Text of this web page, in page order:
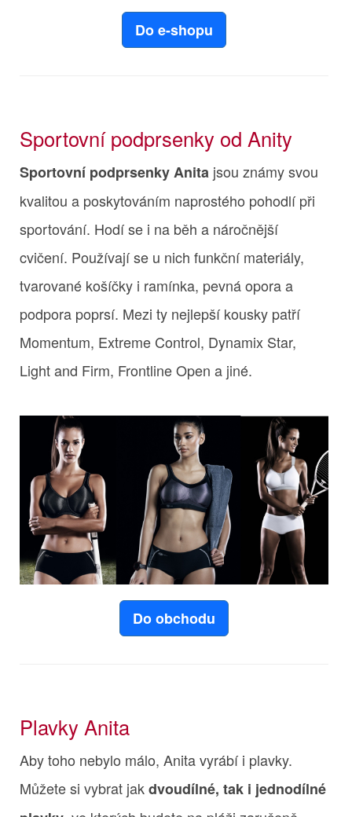
Do e-shopu
Sportovní podprsenky od Anity
Sportovní podprsenky Anita jsou známy svou
kvalitou a poskytováním naprostého pohodlí při
sportování. Hodí se i na běh a náročnější
cvičení. Používají se u nich funkční materiály,
tvarované košíčky i ramínka, pevná opora a
podpora poprsí. Mezi ty nejlepší kousky patří
Momentum, Extreme Control, Dynamix Star,
Light and Firm, Frontline Open a jiné.
Do obchodu
Plavky Anita
Aby toho nebylo málo, Anita vyrábí i plavky.
Můžete si vybrat jakdvoudílné, tak i jednodílné